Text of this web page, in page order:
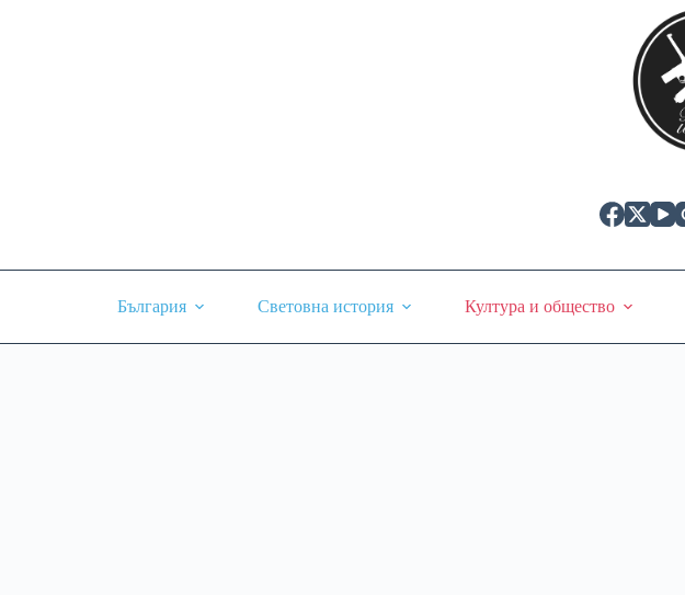
България Световна история Култура и общество